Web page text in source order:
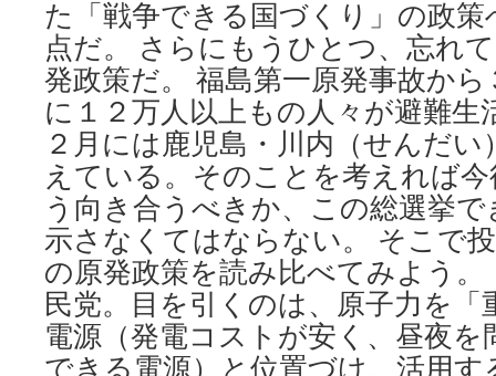
た「戦争できる国づくり」の政
点だ。 さらにもうひとつ、忘れ
発政策だ。 福島第一原発事故か
に１２万人以上もの人々が避難生
２月には鹿児島・川内（せんだ
えている。そのことを考えれば
う向き合うべきか、この総選挙
示さなくてはならない。 そこで
の原発政策を読み比べてみよう。
民党。目を引くのは、原子力を
電源（発電コストが安く、昼夜
できる電源）と位置づけ、活用